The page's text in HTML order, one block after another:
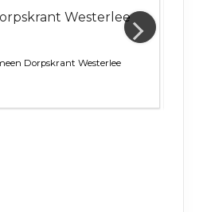
Westerlee
Dorpskrant Westerlee